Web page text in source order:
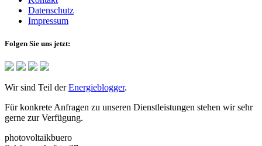
Datenschutz
Impressum
Folgen Sie uns jetzt:
Wir sind Teil derEnergieblogger.
Für konkrete Anfragen zu unseren Dienstleistungen stehen wir sehr
gerne zur Verfügung.
photovoltaikbuero